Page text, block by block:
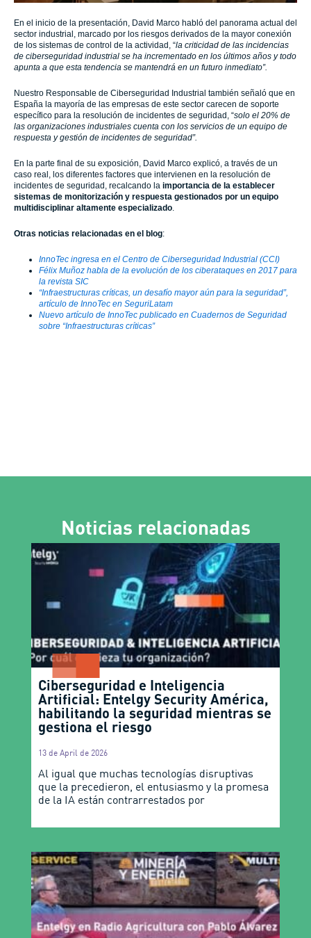
En el inicio de la presentación, David Marco habló del panorama actual del
sector industrial, marcado por los riesgos derivados de la mayor conexión
de los sistemas de control de la actividad, “la criticidad de las incidencias
de ciberseguridad industrial se ha incrementado en los últimos años y todo
apunta a que esta tendencia se mantendrá en un futuro inmediato”.
Nuestro Responsable de Ciberseguridad Industrial también señaló que en
España la mayoría de las empresas de este sector carecen de soporte
específico para la resolución de incidentes de seguridad, “solo el 20% de
las organizaciones industriales cuenta con los servicios de un equipo de
respuesta y gestión de incidentes de seguridad”.
En la parte final de su exposición, David Marco explicó, a través de un
caso real, los diferentes factores que intervienen en la resolución de
incidentes de seguridad, recalcando la importancia de la establecer
sistemas de monitorización y respuesta gestionados por un equipo
multidisciplinar altamente especializado
Otras noticias relacionadas en el blog:
InnoTec ingresa en el Centro de Ciberseguridad Industrial (CCI)
Félix Muñoz habla de la evolución de los ciberataques en 2017 para
la revista SIC
“Infraestructuras críticas, un desafío mayor aún para la seguridad”,
artículo de InnoTec en SeguriLatam
Nuevo artículo de InnoTec publicado en Cuadernos de Seguridad
sobre “Infraestructuras críticas”
Noticias relacionadas
Ciberseguridad e Inteligencia
Artificial: Entelgy Security América,
habilitando la seguridad mientras se
gestiona el riesgo
13 de April de 2026
Al igual que muchas tecnologías disruptivas
que la precedieron, el entusiasmo y la promesa
de la IA están contrarrestados por